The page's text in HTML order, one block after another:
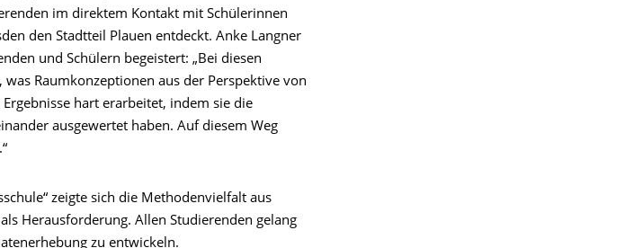
im direktem Kontakt mit Schülerinnen
den Stadtteil Plauen entdeckt. Anke Langner
und Schülern begeistert: „Bei diesen
Raumkonzeptionen aus der Perspektive von
hart erarbeitet, indem sie die
ausgewertet haben. Auf diesem Weg
zeigte sich die Methodenvielfalt aus
Herausforderung. Allen Studierenden gelang
zu entwickeln.